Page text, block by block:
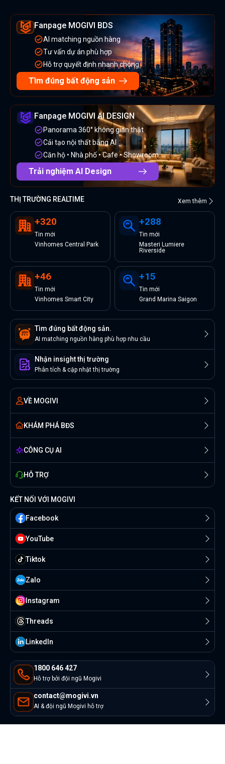
Fanpage MOGIVI BDS
AI matching nguồn hàng
Tư vấn dự án phù hợp
Hỗ trợ quyết định nhanh chóng
Tìm đúng bất động sản
Fanpage MOGIVI AI DESIGN
Panorama 360° không gian thật
Cải tạo nội thất bằng AI
Căn hộ • Nhà phố • Cafe • Showroom
Trải nghiệm AI Design
THỊ TRƯỜNG REALTIME Xem thêm
+320
Tin mới
Vinhomes Central Park
+288
Tin mới
Masteri Lumiere
Riverside
+46
Tin mới
Vinhomes Smart City
+15
Tin mới
Grand Marina Saigon
Tìm đúng bất động sản.
AI matching nguồn hàng phù hợp nhu cầu
Nhận insight thị trường
Phân tích & cập nhật thị trường
VỀ MOGIVI
KHÁM PHÁ BĐS
CÔNG CỤ AI
HỖ TRỢ
1800 646 427
Hỗ trợ bởi đội ngũ Mogivi
contact@mogivi.vn
AI & đội ngũ Mogivi hỗ trợ
KẾT NỐI VỚI MOGIVI
Facebook
YouTube
Tiktok
Zalo
Instagram
Threads
Linkedln